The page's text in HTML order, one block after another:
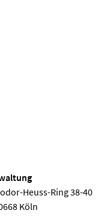
Heuss-Ring 38-40
Köln